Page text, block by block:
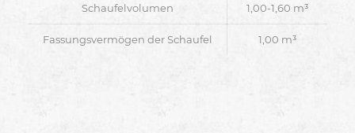
Schaufelvolumen 1,00-1,60 m³
Fassungsvermögen der Schaufel 1,00 m³